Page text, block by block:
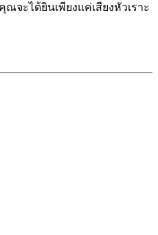
จะได้ยินเพียงแค่เสียงหัวเราะ